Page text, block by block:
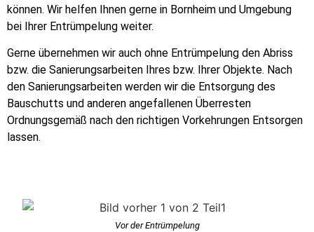
können. Wir helfen Ihnen gerne in Bornheim und Umgebung
bei Ihrer Entrümpelung weiter.
Gerne übernehmen wir auch ohne Entrümpelung den Abriss
bzw. die Sanierungsarbeiten Ihres bzw. Ihrer Objekte. Nach
den Sanierungsarbeiten werden wir die Entsorgung des
Bauschutts und anderen angefallenen Überresten
Ordnungsgemäß nach den richtigen Vorkehrungen Entsorgen
lassen.
Vor der Entrümpelung